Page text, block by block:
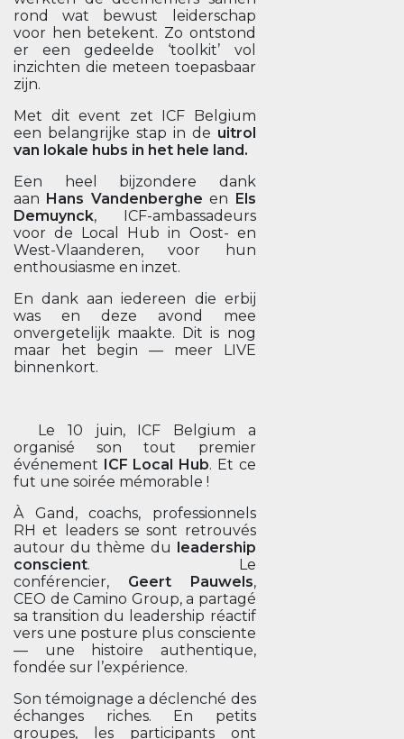
rond wat bewust leiderschap
voor hen betekent. Zo ontstond
er een gedeelde ‘toolkit’ vol
inzichten die meteen toepasbaar
zijn.
Met dit event zet ICF Belgium
een belangrijke stap in de uitrol
van lokale hubs in het hele land.
Een heel bijzondere dank
aan Hans Vandenberghe en Els
Demuynck, ICF-ambassadeurs
voor de Local Hub in Oost- en
West-Vlaanderen, voor hun
enthousiasme en inzet.
En dank aan iedereen die erbij
was en deze avond mee
onvergetelijk maakte. Dit is nog
maar het begin — meer LIVE
binnenkort.
Le 10 juin, ICF Belgium a
organisé son tout premier
événement ICF Local Hub. Et ce
fut une soirée mémorable !
À Gand, coachs, professionnels
RH et leaders se sont retrouvés
autour du thème du leadership
conscient. Le
conférencier, Geert Pauwels,
CEO de Camino Group, a partagé
sa transition du leadership réactif
vers une posture plus consciente
— une histoire authentique,
fondée sur l’expérience.
Son témoignage a déclenché des
échanges riches. En petits
groupes, les participants ont